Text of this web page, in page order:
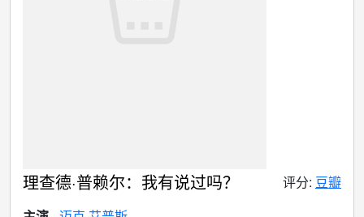
理查德·普赖尔：我有说过吗？ 评分: 豆瓣